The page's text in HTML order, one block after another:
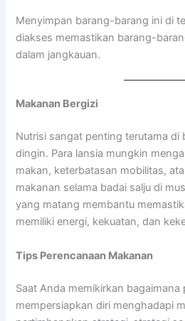
Menyimpan barang-barang ini di
diakses memastikan barang-
dalam jangkauan.
Makanan Bergizi
Nutrisi sangat penting terutama di
dingin. Para lansia mungkin
makan, keterbatasan mobilitas,
makanan selama badai salju di
yang matang membantu
memiliki energi, kekuatan, dan
Tips Perencanaan Makanan
Saat Anda memikirkan bagaimana
mempersiapkan diri menghadapi